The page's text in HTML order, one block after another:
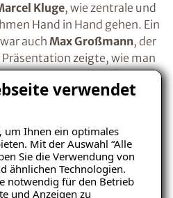
verwendet
um Ihnen ein optimales
Mit der Auswahl “Alle
Sie die Verwendung von
ähnlichen Technologien.
notwendig für den Betrieb
und Anzeigen zu
Kluge, wie zentrale und
Hand in Hand gehen. Ein
auchMax Großmann, der
zeigte, wie man
„PS in den Vertrieb“ bringt.
nur inspirierend, sondern
zur Kombination von
Impulse folgten
Jörg Bogs, der wichtige
Bereich an die